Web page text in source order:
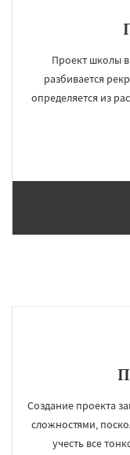
регионам
Проект школы в
разбивается
определяется из
Создание проекта
сложностями,
учесть все